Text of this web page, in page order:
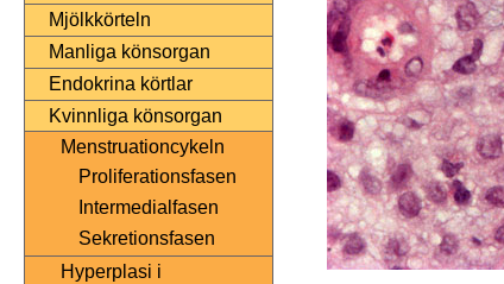
Mjölkkörteln
Manliga könsorgan
Endokrina körtlar
Kvinnliga könsorgan
Menstruationcykeln
Proliferationsfasen
Intermedialfasen
Sekretionsfasen
Hyperplasi i